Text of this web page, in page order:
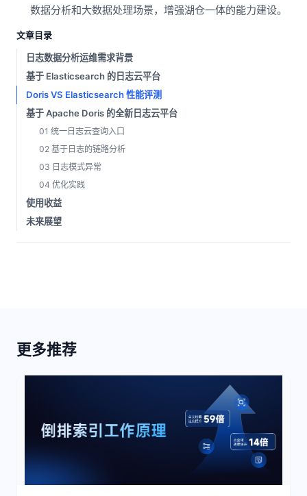
数据分析和大数据处理场景，增强湖仓一体的能力建设。
文章目录
日志数据分析运维需求背景
基于 Elasticsearch 的日志云平台
Doris VS Elasticsearch 性能评测
基于 Apache Doris 的全新日志云平台
01 统一日志云查询入口
02 基于日志的链路分析
03 日志模式异常
04 优化实践
使用收益
未来展望
更多推荐